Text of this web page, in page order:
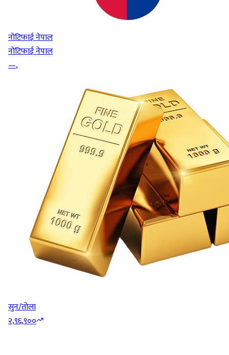
नोटिफाई नेपाल
नोटिफाई नेपाल
—,
सुन/तोला
२,९६,९००